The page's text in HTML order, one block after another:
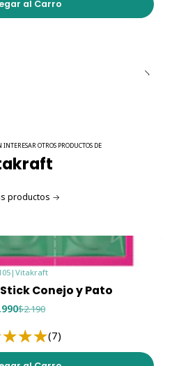
al Carro
OTROS PRODUCTOS DE
productos
| Vitakraft
Conejo y Pato
$2.190
(7)